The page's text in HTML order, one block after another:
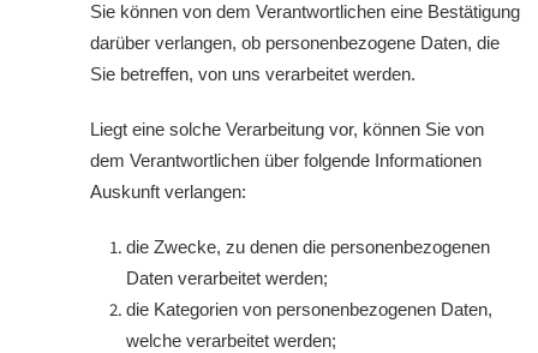
Sie können von dem Verantwortlichen eine Bestätigung
darüber verlangen, ob personenbezogene Daten, die
Sie betreffen, von uns verarbeitet werden.
Liegt eine solche Verarbeitung vor, können Sie von
dem Verantwortlichen über folgende Informationen
Auskunft verlangen:
die Zwecke, zu denen die personenbezogenen
Daten verarbeitet werden;
die Kategorien von personenbezogenen Daten,
welche verarbeitet werden;